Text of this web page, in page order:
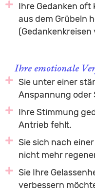
Ihre Gedanken oft
aus dem Grübeln
Ihre emotionale
Sie unter einer
Anspannung oder
Ihre Stimmung
Antrieb fehlt.
Sie sich nach
nicht mehr
Sie Ihre
verbessern